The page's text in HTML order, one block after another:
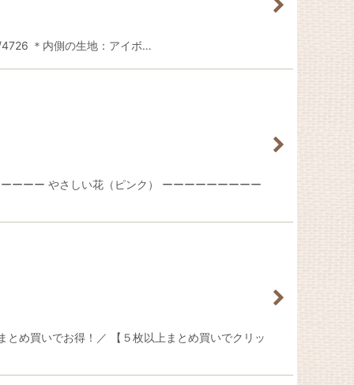
＊内側の生地：アイボ…
ーーー やさしい花（ピンク） ーーーーーーーーー
め買いでお得！／ 【５枚以上まとめ買いでクリッ